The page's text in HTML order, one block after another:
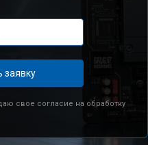
заявку
свое согласие на обработку